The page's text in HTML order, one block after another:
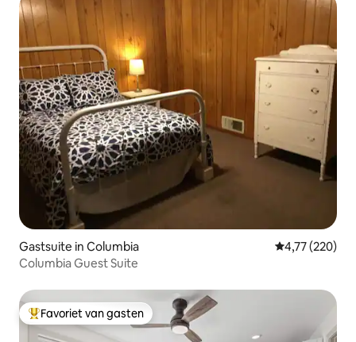
Gastsuite in Columbia Gemiddelde
4,77 (220)
Columbia Guest Suite
Topfavoriet van gasten
Favoriet van gasten